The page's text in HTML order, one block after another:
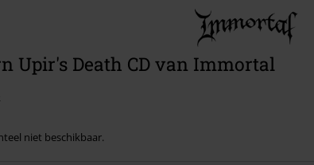
Upir's Death CD van Immortal
niet beschikbaar.